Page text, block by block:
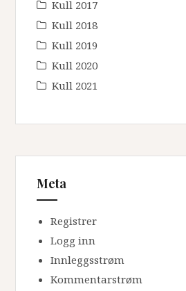
Kull 2017
Kull 2018
Kull 2019
Kull 2020
Kull 2021
Meta
Registrer
Logg inn
Innleggsstrøm
Kommentarstrøm